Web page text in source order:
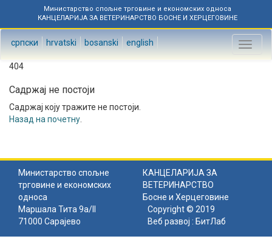
Министарство спољне трговине и економских односа
КАНЦЕЛАРИЈА ЗА ВЕТЕРИНАРСТВО БОСНЕ И ХЕРЦЕГОВИНЕ
српски hrvatski bosanski english
Toggle
404
Садржај не постоји
Садржај коју тражите не постоји.
Назад на почетну
Министарство спољне
трговине и економских
односа
КАНЦЕЛАРИЈА ЗА
ВЕТЕРИНАРСТВО
Босне и Херцеговине
Маршала Тита 9а/II
71000 Сарајево
Copyright © 2019
Веб развој : БитЛаб